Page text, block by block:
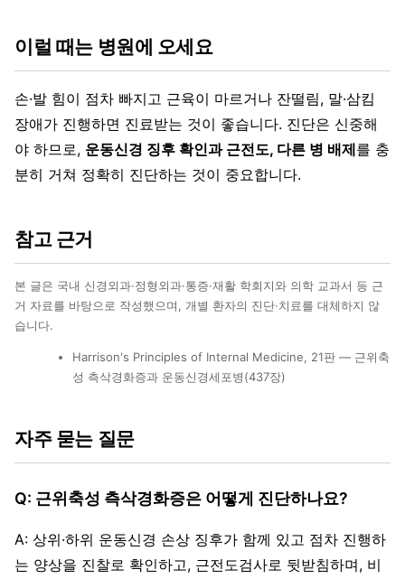
이럴 때는 병원에 오세요
손·발 힘이 점차 빠지고 근육이 마르거나 잔떨림, 말·삼킴
장애가 진행하면 진료받는 것이 좋습니다. 진단은 신중해
야 하므로, 운동신경 징후 확인과 근전도, 다른 병 배제를 충
분히 거쳐 정확히 진단하는 것이 중요합니다.
참고 근거
본 글은 국내 신경외과·정형외과·통증·재활 학회지와 의학 교과서 등 근
거 자료를 바탕으로 작성했으며, 개별 환자의 진단·치료를 대체하지 않
습니다.
Harrison's Principles of Internal Medicine, 21판 — 근위축
성 측삭경화증과 운동신경세포병(437장)
자주 묻는 질문
Q: 근위축성 측삭경화증은 어떻게 진단하나요?
A: 상위·하위 운동신경 손상 징후가 함께 있고 점차 진행하
는 양상을 진찰로 확인하고, 근전도검사로 뒷받침하며, 비